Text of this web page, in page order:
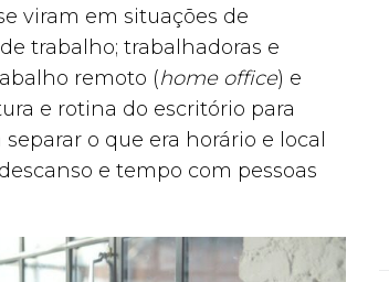
viram em situações de
trabalho; trabalhadoras e
remoto (home office) e
e rotina do escritório para
o que era horário e local
e tempo com pessoas